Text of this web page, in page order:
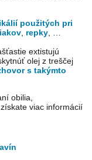
použitých pri
repky
extistujú
olej z treščej
s takýmto
obilia,
viac informácií